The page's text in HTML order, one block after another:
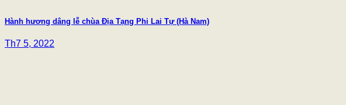
Hành hương dâng lễ chùa Địa Tạng Phi Lai Tự (Hà Nam)
Th7 5, 2022